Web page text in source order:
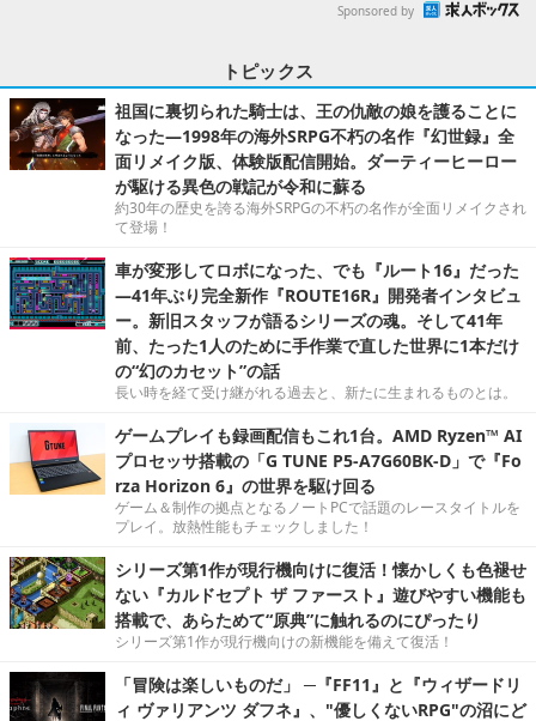
Sponsored by
トピックス
祖国に裏切られた騎士は、王の仇敵の娘を護ることに
なった―1998年の海外SRPG不朽の名作『幻世録』全
面リメイク版、体験版配信開始。ダーティーヒーロー
が駆ける異色の戦記が令和に蘇る
約30年の歴史を誇る海外SRPGの不朽の名作が全面リメイクされ
て登場！
車が変形してロボになった、でも『ルート16』だった
―41年ぶり完全新作『ROUTE16R』開発者インタビュ
ー。新旧スタッフが語るシリーズの魂。そして41年
前、たった1人のために手作業で直した世界に1本だけ
の“幻のカセット”の話
長い時を経て受け継がれる過去と、新たに生まれるものとは。
ゲームプレイも録画配信もこれ1台。AMD Ryzen™ AI
プロセッサ搭載の「G TUNE P5-A7G60BK-D」で『Fo
rza Horizon 6』の世界を駆け回る
ゲーム＆制作の拠点となるノートPCで話題のレースタイトルを
プレイ。放熱性能もチェックしました！
シリーズ第1作が現行機向けに復活！懐かしくも色褪せ
ない『カルドセプト ザ ファースト』遊びやすい機能も
搭載で、あらためて“原典”に触れるのにぴったり
シリーズ第1作が現行機向けの新機能を備えて復活！
「冒険は楽しいものだ」 ─『FF11』と『ウィザードリ
ィ ヴァリアンツ ダフネ』、"優しくないRPG"の沼にど